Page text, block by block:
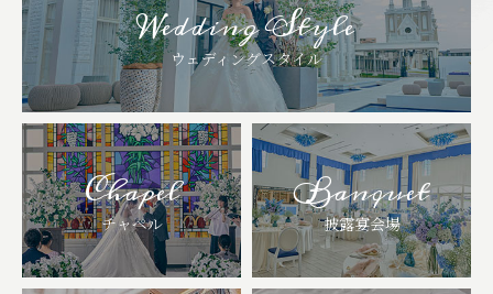
Wedding Style
ウェディングスタイル
Chapel
チャペル
Banquet
披露宴会場